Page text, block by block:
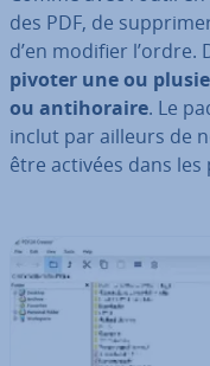
des PDF, de
d’en modifier l’ordre.
pivoter une ou
ou an­ti­ho­raire. Le
inclut par ailleurs de
être activées dans